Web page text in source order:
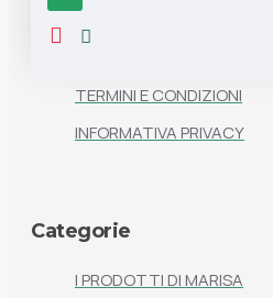
TERMINI E CONDIZIONI
INFORMATIVA PRIVACY
Categorie
I PRODOTTI DI MARISA